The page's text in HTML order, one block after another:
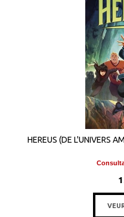
HEREUS (DE L'UNIVERS